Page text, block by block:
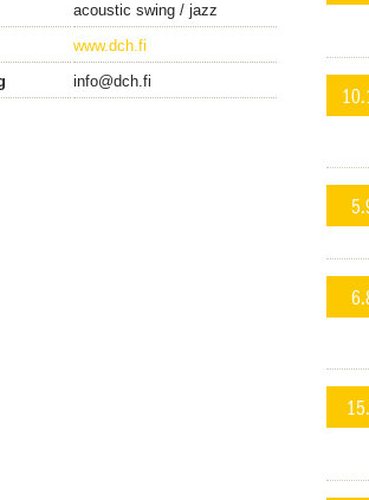
acoustic swing / jazz
www.dch.fi
info@dch.fi